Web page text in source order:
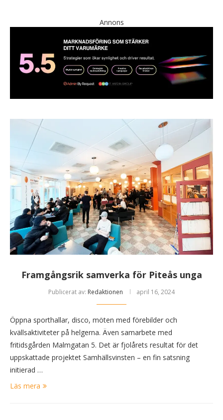
Annons
Framgångsrik samverka för Piteås unga
Publicerat av: Redaktionen april 16, 2024
Öppna sporthallar, disco, möten med förebilder och
kvällsaktiviteter på helgerna. Även samarbete med
fritidsgården Malmgatan 5. Det är fjolårets resultat för det
uppskattade projektet Samhällsvinsten – en fin satsning
initierad …
Läs mera